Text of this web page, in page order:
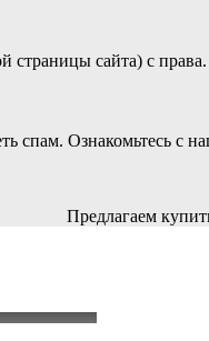
сайта) с
спам. Ознакомьтесь с
Предлагаем